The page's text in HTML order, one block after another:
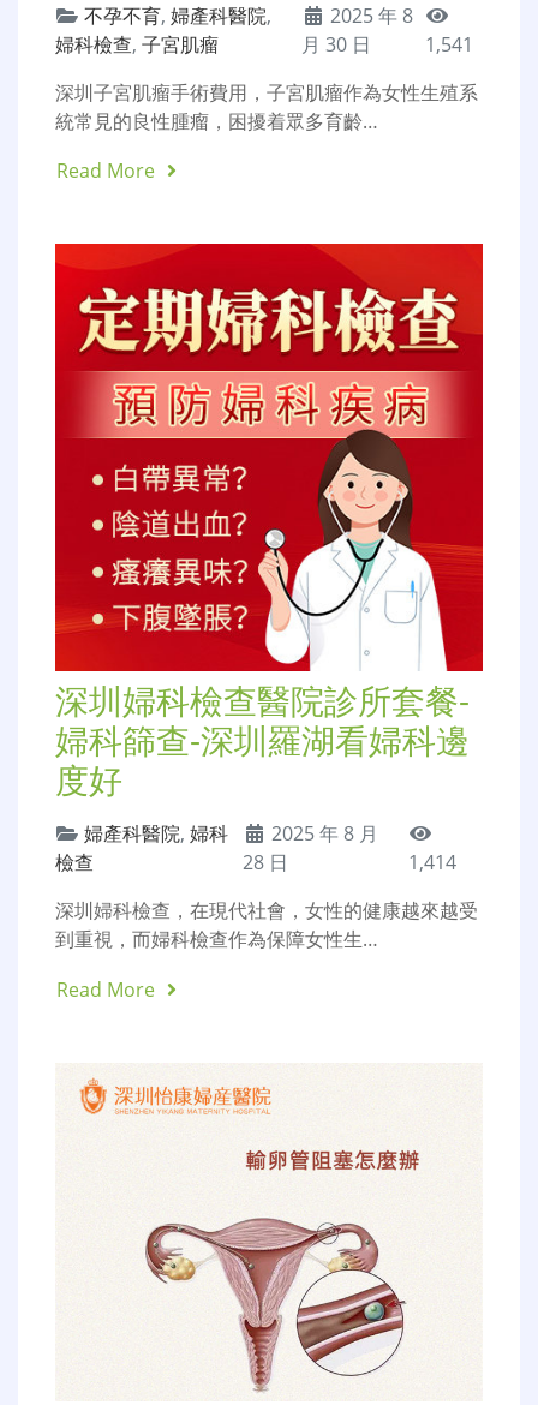
不孕不育, 婦產科醫院,
婦科檢查, 子宮肌瘤
2025 年 8
月 30 日
1,541
深圳子宮肌瘤手術費用，子宮肌瘤作為女性生殖系
統常見的良性腫瘤，困擾着眾多育齡…
Read More
深圳婦科檢查醫院診所套餐-
婦科篩查-深圳羅湖看婦科邊
度好
婦產科醫院, 婦科
檢查
2025 年 8 月
28 日
1,414
深圳婦科檢查，在現代社會，女性的健康越來越受
到重視，而婦科檢查作為保障女性生…
Read More